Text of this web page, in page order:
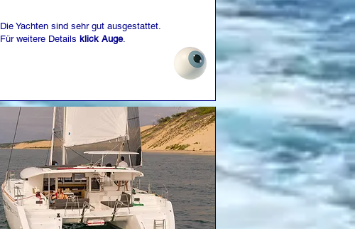
Die Yachten sind sehr gut ausgestattet.
Für weitere Details klick Auge.